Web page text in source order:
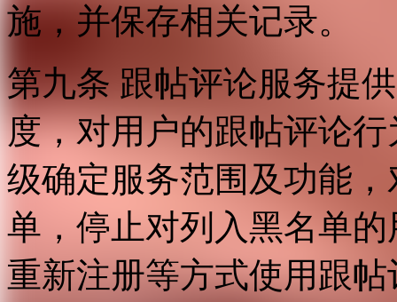
施，并保存相关记录。
第九条 跟帖评论服务提
度，对用户的跟帖评论
级确定服务范围及功能
单，停止对列入黑名单
重新注册等方式使用跟